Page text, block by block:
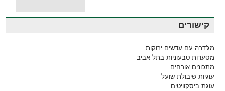
קישורים
מג'דרה עם עדשים ירוקות
מסעדות טבעוניות בתל אביב
מתכונים אורחים
עוגיות שיבולת שועל
עוגת ביסקוויטים